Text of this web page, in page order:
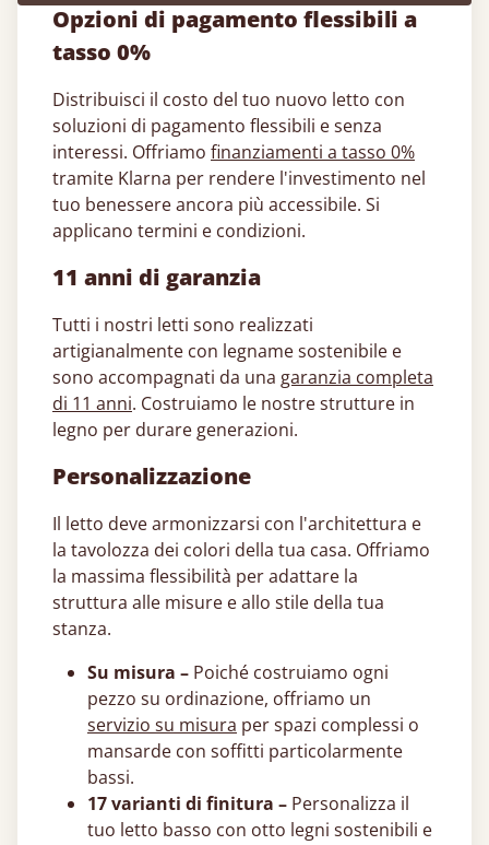
Opzioni di pagamento flessibili a
tasso 0%
Distribuisci il costo del tuo nuovo letto con
soluzioni di pagamento flessibili e senza
interessi. Offriamo finanziamenti a tasso 0%
tramite Klarna per rendere l'investimento nel
tuo benessere ancora più accessibile. Si
applicano termini e condizioni.
11 anni di garanzia
Tutti i nostri letti sono realizzati
artigianalmente con legname sostenibile e
sono accompagnati da una garanzia completa
di 11 anni. Costruiamo le nostre strutture in
legno per durare generazioni.
Personalizzazione
Il letto deve armonizzarsi con l'architettura e
la tavolozza dei colori della tua casa. Offriamo
la massima flessibilità per adattare la
struttura alle misure e allo stile della tua
stanza.
Su misura – Poiché costruiamo ogni
pezzo su ordinazione, offriamo un
servizio su misura per spazi complessi o
mansarde con soffitti particolarmente
bassi.
17 varianti di finitura – Personalizza il
tuo letto basso con otto legni sostenibili e